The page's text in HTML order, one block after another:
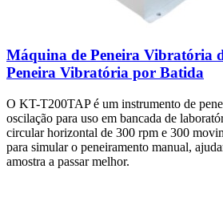
Máquina de Peneira Vibratória
Peneira Vibratória por Batida
O KT-T200TAP é um instrumento de
oscilação para uso em bancada de
circular horizontal de 300 rpm e 300
para simular o peneiramento manual,
amostra a passar melhor.